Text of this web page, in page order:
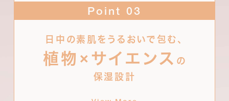
Point 03
日中の素肌をうるおいで包む、
植物 × サイエンス の
保湿設計
肌をやさしく包み込んで守る植物美容液成分 *¹
たしかな手応えを目指すサイエンス成分
をベスト
ゆらぎまでをとらえ、内側から美しさのにじむ素肌へ
と導きます。
*¹ オプンチアフィクスインジカ種子油、ラベンダー花エ